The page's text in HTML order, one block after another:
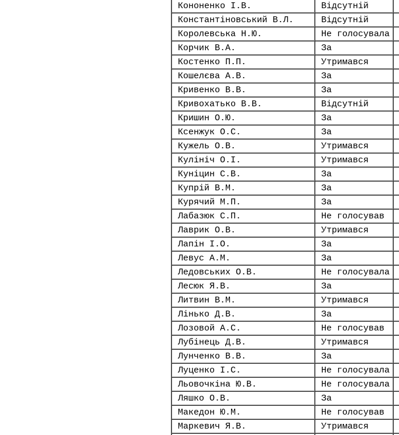
Кононенко І.В.
Відсутній
Константіновський В.Л.
Відсутній
Королевська Н.Ю.
Не голосувала
Корчик В.А.
За
Костенко П.П.
Утримався
Кошелєва А.В.
За
Кривенко В.В.
За
Кривохатько В.В.
Відсутній
Кришин О.Ю.
За
Ксенжук О.С.
За
Кужель О.В.
Утримався
Кулініч О.І.
Утримався
Куніцин С.В.
За
Купрій В.М.
За
Курячий М.П.
За
Лабазюк С.П.
Не голосував
Лаврик О.В.
Утримався
Лапін І.О.
За
Левус А.М.
За
Ледовських О.В.
Не голосувала
Лесюк Я.В.
За
Литвин В.М.
Утримався
Лінько Д.В.
За
Лозовой А.С.
Не голосував
Лубінець Д.В.
Утримався
Лунченко В.В.
За
Луценко І.С.
Не голосувала
Льовочкіна Ю.В.
Не голосувала
Ляшко О.В.
За
Македон Ю.М.
Не голосував
Маркевич Я.В.
Утримався